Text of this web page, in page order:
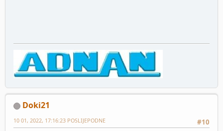
Doki21
#10
10 01, 2022, 17:16:23 POSLIJEPODNE